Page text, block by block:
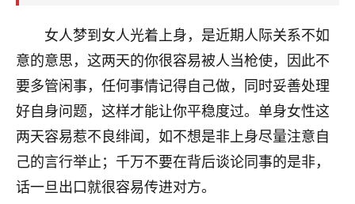
女人梦到女人光着上身，是近期人际关系不如
意的意思，这两天的你很容易被人当枪使，因此不
要多管闲事，任何事情记得自己做，同时妥善处理
好自身问题，这样才能让你平稳度过。单身女性这
两天容易惹不良绯闻，如不想是非上身尽量注意自
己的言行举止；千万不要在背后谈论同事的是非，
话一旦出口就很容易传进对方。
卦，认识老师3年了，都是缘分啊！
17分钟前 来自湖北 19
心若莲花
我是做餐饮的，这两年，生意屡屡受挫，店开一家关
一家，要么生意不好，生意好的就出事。前些年攒的
家底快败光了，真是倒霉！我也想找人看看到底怎么
回事？